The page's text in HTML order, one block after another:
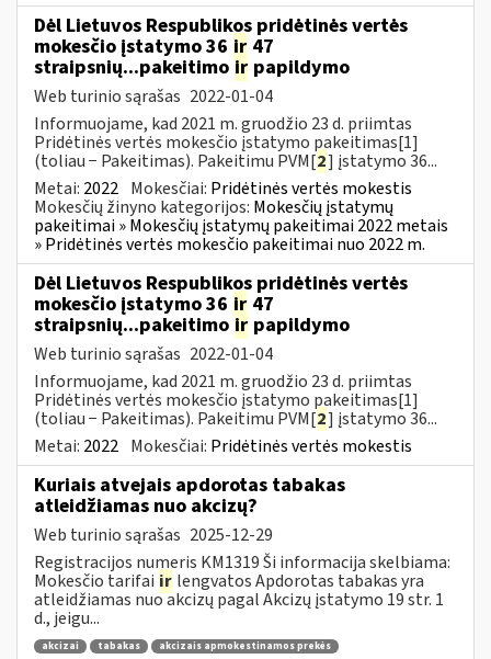
Dėl Lietuvos Respublikos pridėtinės vertės
mokesčio įstatymo 36 ir 47
straipsnių...pakeitimo ir papildymo
Web turinio sąrašas 2022-01-04
Informuojame, kad 2021 m. gruodžio 23 d. priimtas
Pridėtinės vertės mokesčio įstatymo pakeitimas[1]
(toliau − Pakeitimas). Pakeitimu PVM[2] įstatymo 36...
Metai: 2022 Mokesčiai: Pridėtinės vertės mokestis
Mokesčių žinyno kategorijos: Mokesčių įstatymų
pakeitimai » Mokesčių įstatymų pakeitimai 2022 metais
» Pridėtinės vertės mokesčio pakeitimai nuo 2022 m.
Dėl Lietuvos Respublikos pridėtinės vertės
mokesčio įstatymo 36 ir 47
straipsnių...pakeitimo ir papildymo
Web turinio sąrašas 2022-01-04
Informuojame, kad 2021 m. gruodžio 23 d. priimtas
Pridėtinės vertės mokesčio įstatymo pakeitimas[1]
(toliau − Pakeitimas). Pakeitimu PVM[2] įstatymo 36...
Metai: 2022 Mokesčiai: Pridėtinės vertės mokestis
Kuriais atvejais apdorotas tabakas
atleidžiamas nuo akcizų?
Web turinio sąrašas 2025-12-29
Registracijos numeris KM1319 Ši informacija skelbiama:
Mokesčio tarifai ir lengvatos Apdorotas tabakas yra
atleidžiamas nuo akcizų pagal Akcizų įstatymo 19 str. 1
d., jeigu...
akcizai tabakas
akcizais apmokestinamos prekės